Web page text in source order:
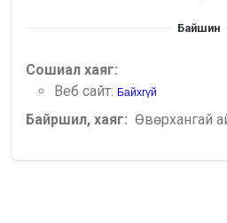
Байшин
Сошиал хаяг:
Веб сайт: Байхгүй
Байршил, хаяг: Өвөрхангай